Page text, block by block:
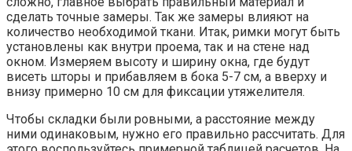
сделать точные замеры. Так же замеры влияют на
количество необходимой ткани. Итак, римки могут быть
установлены как внутри проема, так и на стене над
окном. Измеряем высоту и ширину окна, где будут
висеть шторы и прибавляем в бока 5-7 см, а вверху и
внизу примерно 10 см для фиксации утяжелителя.
Чтобы складки были ровными, а расстояние между
ними одинаковым, нужно его правильно рассчитать. Для